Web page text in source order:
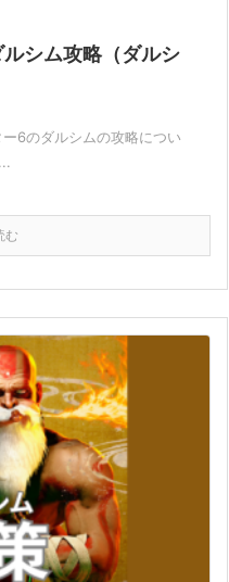
シム攻略（ダルシ
6のダルシムの攻略につい
む